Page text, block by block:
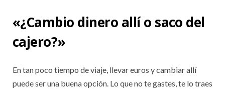
«¿Cambio dinero allí o saco del
cajero?»
En tan poco tiempo de viaje, llevar euros y cambiar allí
puede ser una buena opción. Lo que no te gastes, te lo traes